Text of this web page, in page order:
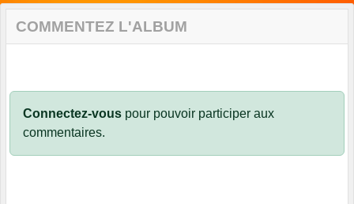
COMMENTEZ L'ALBUM
Connectez-vous pour pouvoir participer aux
commentaires.